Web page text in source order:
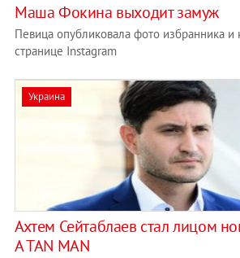
Маша Фокина выходит замуж
Певица опубликовала фото избранника и
странице Instagram
Украина
Ахтем Сейтаблаев стал лицом
A TAN MAN